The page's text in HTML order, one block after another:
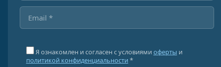
Я ознакомлен и согласен с условиями оферты и
политикой конфиденциальности *